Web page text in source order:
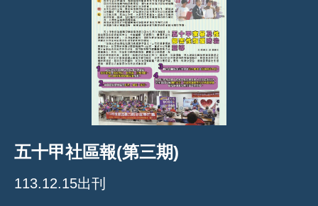
五十甲社區報(第三期)
113.12.15出刊